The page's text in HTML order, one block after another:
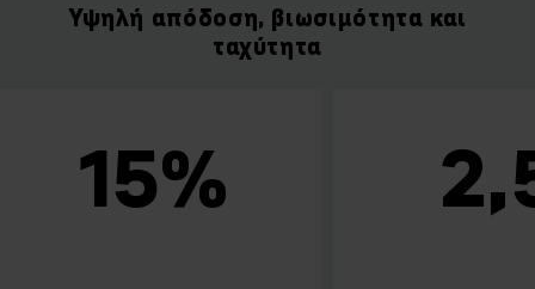
Υψηλή απόδοση, βιωσιμότητα και
ταχύτητα